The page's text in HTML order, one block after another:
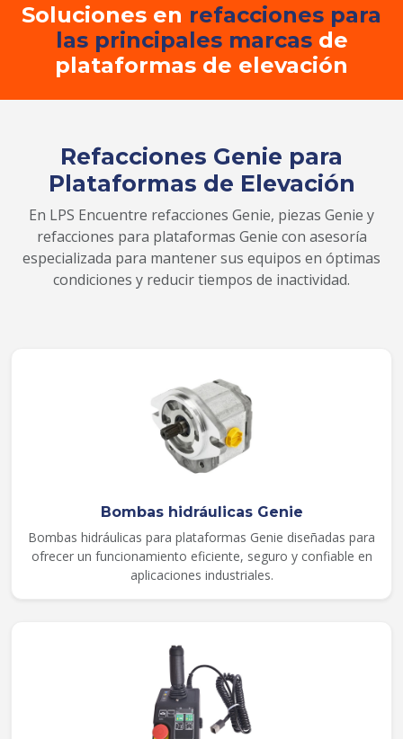
Soluciones en refacciones para
las principales marcasde
plataformas de elevación
Refacciones Genie para
Plataformas de Elevación
En LPS Encuentre refacciones Genie, piezas Genie y
refacciones para plataformas Genie con asesoría
especializada para mantener sus equipos en óptimas
condiciones y reducir tiempos de inactividad.
Bombas hidráulicas Genie
Bombas hidráulicas para plataformas Genie diseñadas para
ofrecer un funcionamiento eficiente, seguro y confiable en
aplicaciones industriales.